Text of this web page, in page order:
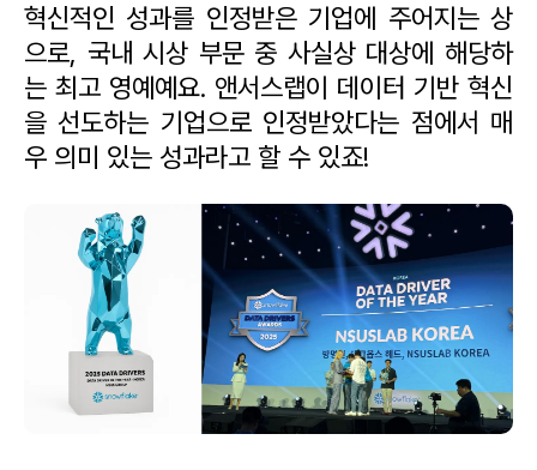
혁신적인 성과를 인정받은 기업에 주어지는 상
으로, 국내 시상 부문 중 사실상 대상에 해당하
는 최고 영예예요. 앤서스랩이 데이터 기반 혁신
을 선도하는 기업으로 인정받았다는 점에서 매
우 의미 있는 성과라고 할 수 있죠!